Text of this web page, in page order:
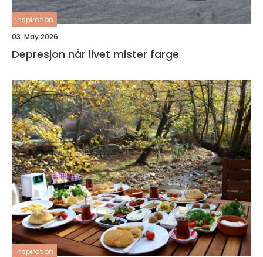
inspiration
03. May 2026
Depresjon når livet mister farge
inspiration